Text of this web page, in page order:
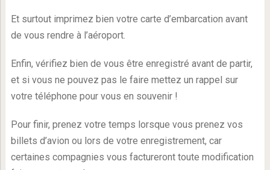
Et surtout imprimez bien votre carte d’embarcation avant
de vous rendre à l’aéroport.
Enfin, vérifiez bien de vous être enregistré avant de partir,
et si vous ne pouvez pas le faire mettez un rappel sur
votre téléphone pour vous en souvenir !
Pour finir, prenez votre temps lorsque vous prenez vos
billets d’avion ou lors de votre enregistrement, car
certaines compagnies vous factureront toute modification